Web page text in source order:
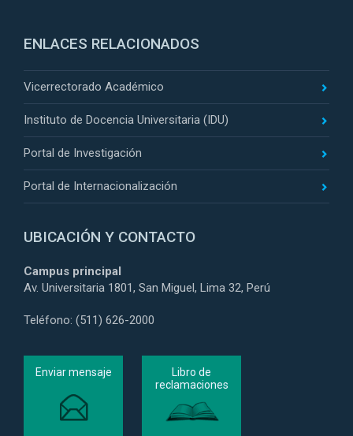
ENLACES RELACIONADOS
Vicerrectorado Académico
Instituto de Docencia Universitaria (IDU)
Portal de Investigación
Portal de Internacionalización
UBICACIÓN Y CONTACTO
Campus principal
Av. Universitaria 1801, San Miguel, Lima 32, Perú
Teléfono: (511) 626-2000
Enviar mensaje
Libro de
reclamaciones